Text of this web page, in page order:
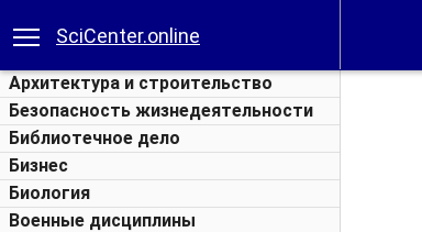
SciCenter.online
Архитектура и строительство
Безопасность жизнедеятельности
Библиотечное дело
Бизнес
Биология
Военные дисциплины